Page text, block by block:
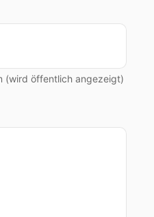
(wird öffentlich angezeigt)